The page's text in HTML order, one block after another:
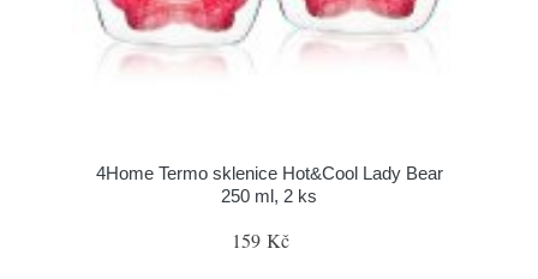
4Home Termo sklenice Hot&Cool Lady Bear
250 ml, 2 ks
159 Kč